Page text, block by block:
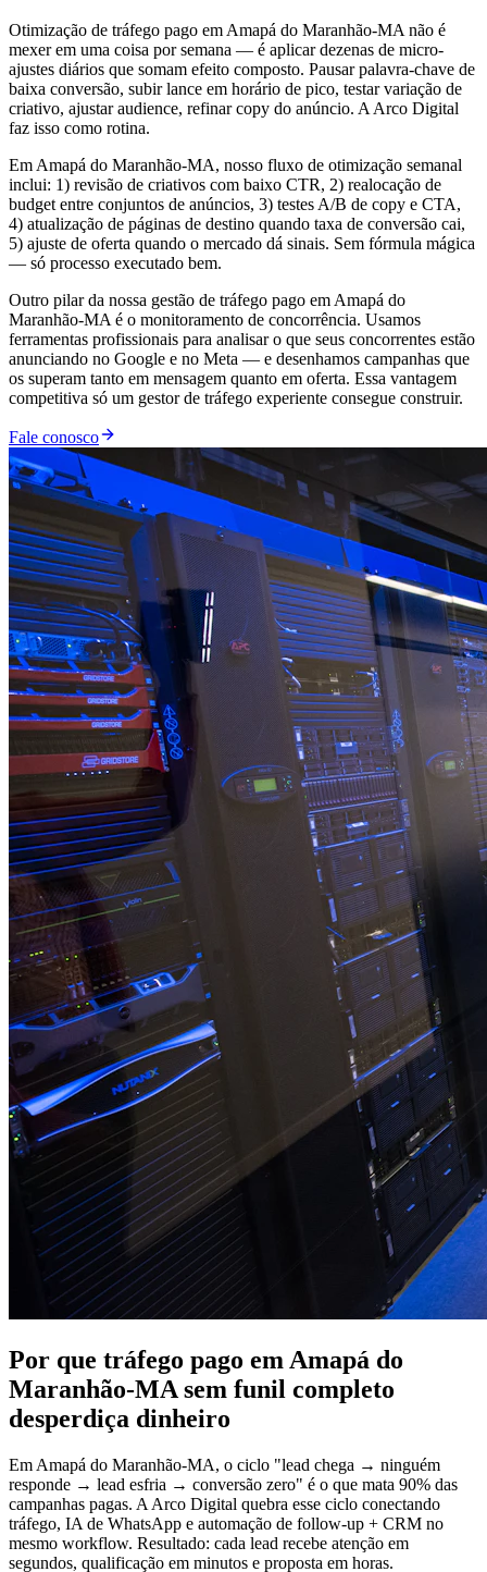
Otimização de tráfego pago em Amapá do Maranhão-MA não é
mexer em uma coisa por semana — é aplicar dezenas de micro-
ajustes diários que somam efeito composto. Pausar palavra-chave de
baixa conversão, subir lance em horário de pico, testar variação de
criativo, ajustar audience, refinar copy do anúncio. A Arco Digital
faz isso como rotina.
Em Amapá do Maranhão-MA, nosso fluxo de otimização semanal
inclui: 1) revisão de criativos com baixo CTR, 2) realocação de
budget entre conjuntos de anúncios, 3) testes A/B de copy e CTA,
4) atualização de páginas de destino quando taxa de conversão cai,
5) ajuste de oferta quando o mercado dá sinais. Sem fórmula mágica
— só processo executado bem.
Outro pilar da nossa gestão de tráfego pago em Amapá do
Maranhão-MA é o monitoramento de concorrência. Usamos
ferramentas profissionais para analisar o que seus concorrentes estão
anunciando no Google e no Meta — e desenhamos campanhas que
os superam tanto em mensagem quanto em oferta. Essa vantagem
competitiva só um gestor de tráfego experiente consegue construir.
Fale conosco
Por que tráfego pago em Amapá do
Maranhão-MA sem funil completo
desperdiça dinheiro
Em Amapá do Maranhão-MA, o ciclo "lead chega → ninguém
responde → lead esfria → conversão zero" é o que mata 90% das
campanhas pagas. A Arco Digital quebra esse ciclo conectando
tráfego, IA de WhatsApp e automação de follow-up + CRM no
mesmo workflow. Resultado: cada lead recebe atenção em
segundos, qualificação em minutos e proposta em horas.